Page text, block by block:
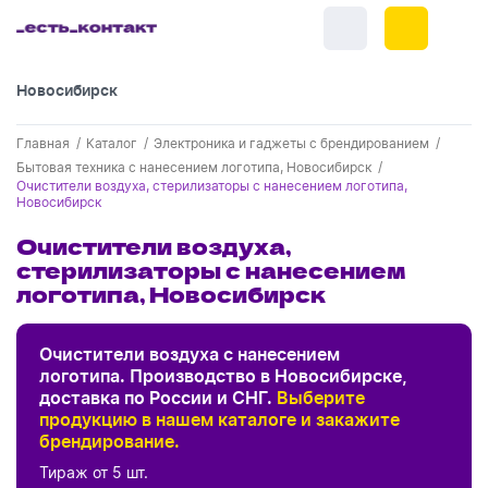
Новосибирск
+7 (383) 255-55-05
Обратный звонок
Контакты
Каталог
Портфолио
Нанесение логотипа
Подборки и обзоры новинок
Спецпредложения
Новинки
Новинки одежды
Новинки ручек
Новинки Электроники
Новинки для отдыха
Новинки для дома
Новинки ежедневников и блокнотов
Праздники
23 февраля
8 марта
День влюбленных - 14 февраля
Одежда
Футболки
Мужские футболки
Женские футболки
Поло
Кепки и бейсболки
Ручки
Ручки - новинки
Пластиковые ручки
Электроника
Электроника - новинки
Аккумуляторы
Посуда и Кухня
Посуда и кухня новинки
Главная Каталог
Электроника и гаджеты с брендированием
Бытовая техника с нанесением логотипа, Новосибирск
Очистители воздуха, стерилизаторы с нанесением логотипа,
Новосибирск
Очистители воздуха,
стерилизаторы с нанесением
логотипа, Новосибирск
Очистители воздуха с нанесением
логотипа. Производство в Новосибирске,
доставка по России и СНГ. Выберите
продукцию в нашем каталоге и закажите
брендирование.
Тираж от 5 шт.
Цвет
белый
серый
коричневый
черный
Бренд
Rombica
XD Xclusive
Склад НСК
Хиты
Новинки
Сначала дешевые